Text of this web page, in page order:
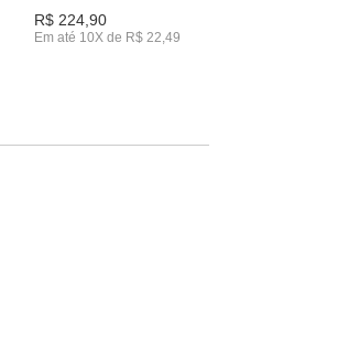
R$ 224,90
Em até 10X de R$ 22,49